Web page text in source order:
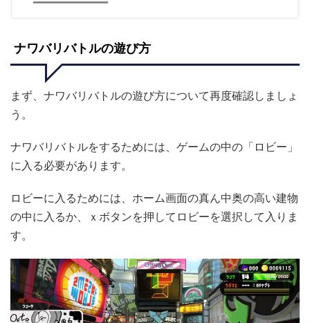
ナワバリバトルの遊び方
まず、ナワバリバトルの遊び方について再度確認しましょ
う。
ナワバリバトルをするためには、ゲームの中の「ロビー」
に入る必要があります。
ロビーに入るためには、ホーム画面の真ん中奥の高い建物
の中に入るか、ｘボタンを押してロビーを選択して入りま
す。